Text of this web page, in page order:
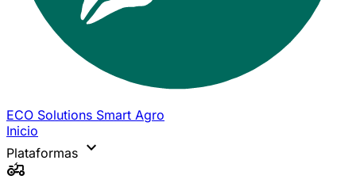
ECO Solutions Smart Agro
Inicio
Plataformas expand_more
agriculture